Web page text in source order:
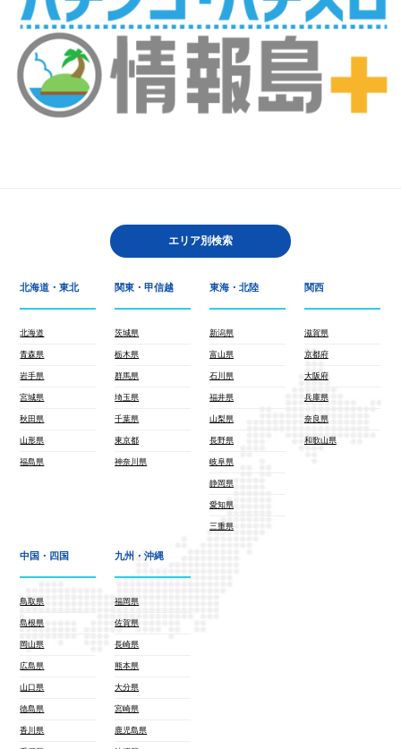
エリア別検索
北海道・東北
北海道
青森県
岩手県
宮城県
秋田県
山形県
福島県
関東・甲信越
茨城県
栃木県
群馬県
埼玉県
千葉県
東京都
神奈川県
東海・北陸
新潟県
富山県
石川県
福井県
山梨県
長野県
岐阜県
静岡県
愛知県
三重県
関西
滋賀県
京都府
大阪府
兵庫県
奈良県
和歌山県
中国・四国
鳥取県
島根県
岡山県
広島県
山口県
徳島県
香川県
九州・沖縄
福岡県
佐賀県
長崎県
熊本県
大分県
宮崎県
鹿児島県